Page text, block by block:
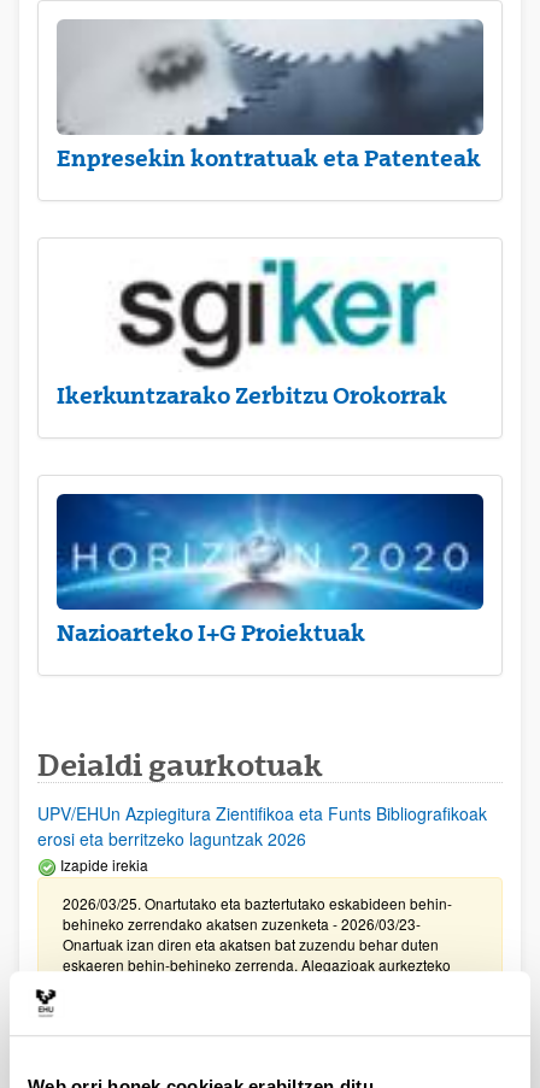
Enpresekin kontratuak eta Patenteak
Ikerkuntzarako Zerbitzu Orokorrak
Nazioarteko I+G Proiektuak
Deialdi gaurkotuak
UPV/EHUn Azpiegitura Zientifikoa eta Funts Bibliografikoak
erosi eta berritzeko laguntzak 2026
Izapide irekia
2026/03/25. Onartutako eta baztertutako eskabideen behin-
behineko zerrendako akatsen zuzenketa - 2026/03/23-
Onartuak izan diren eta akatsen bat zuzendu behar duten
eskaeren behin-behineko zerrenda. Alegazioak aurkezteko
Zientzia, Teknologia eta Berrikuntza arloetako kultura